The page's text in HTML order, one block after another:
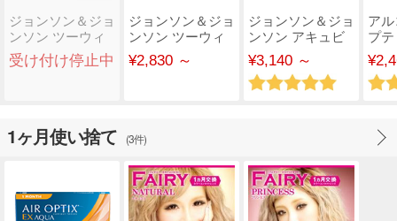
ジョンソン＆ジョ
ンソン ツーウィ
ークアキュビュー
..
受け付け停止中
ジョンソン＆ジョ
ンソン ツーウィ
ーク アキュビュ
ー
¥2,830 ～
ジョンソン＆ジョ
ンソン アキュビ
ュー オアシス
¥3,140 ～
ア
プ
ア
1ヶ月使い捨て (3件)